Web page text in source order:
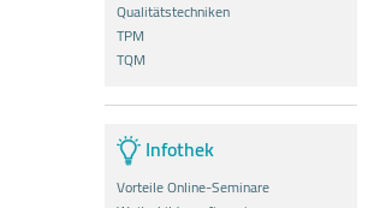
Qualitätstechniken
TPM
TQM
Infothek
Vorteile Online-Seminare